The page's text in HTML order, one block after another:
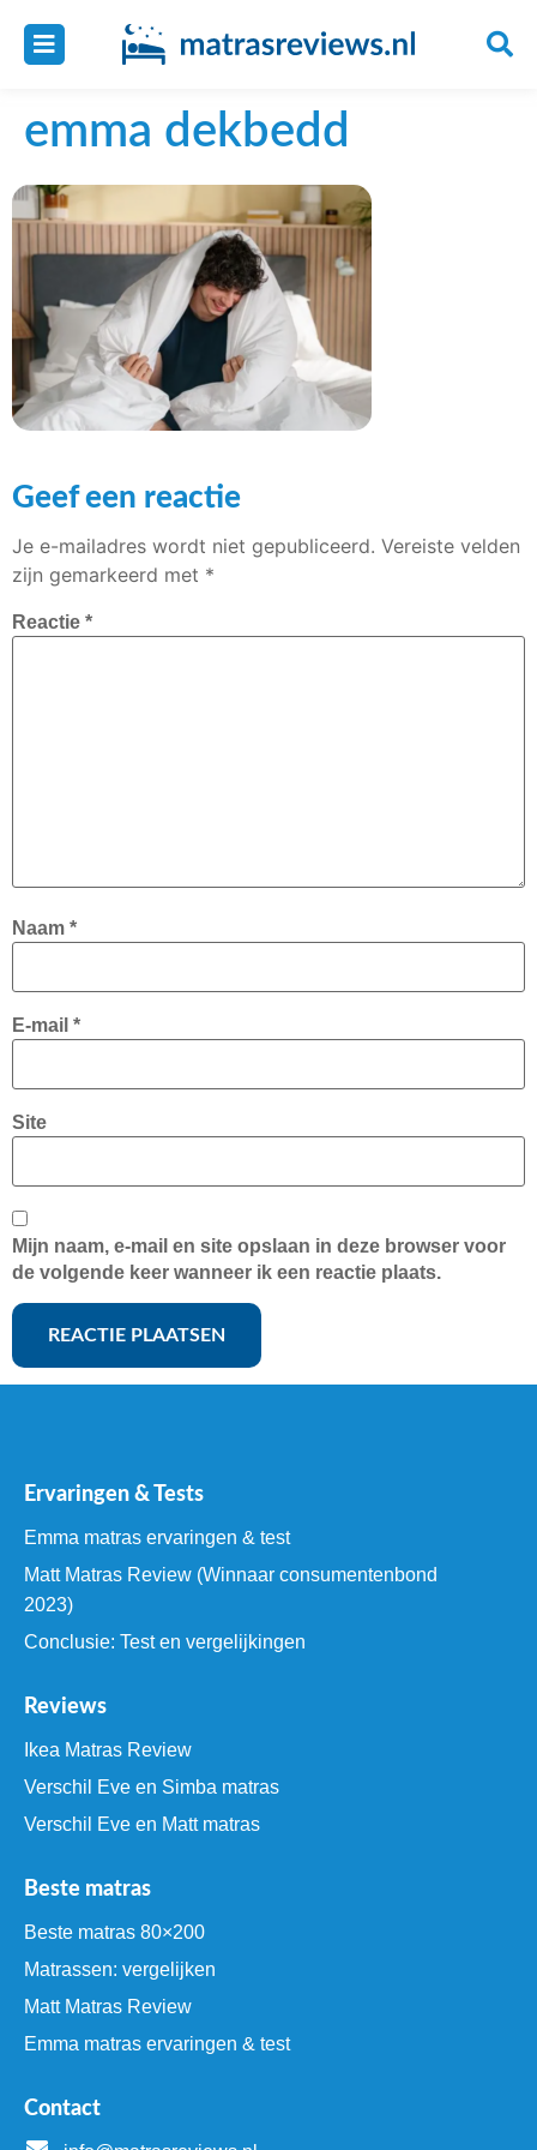
emma dekbedd
Geef een reactie
Je e-mailadres wordt niet gepubliceerd. Vereiste velden
zijn gemarkeerd met *
Reactie *
Naam *
E-mail *
Site
Mijn naam, e-mail en site opslaan in deze browser voor
de volgende keer wanneer ik een reactie plaats.
Ervaringen & Tests
Emma matras ervaringen & test
Matt Matras Review (Winnaar consumentenbond
2023)
Conclusie: Test en vergelijkingen
Reviews
Ikea Matras Review
Verschil Eve en Simba matras
Verschil Eve en Matt matras
Beste matras
Beste matras 80×200
Matrassen: vergelijken
Matt Matras Review
Emma matras ervaringen & test
Contact